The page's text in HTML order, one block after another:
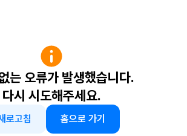
는 오류가 발생했습니다.
다시 시도해주세요.
로고침 홈으로 가기